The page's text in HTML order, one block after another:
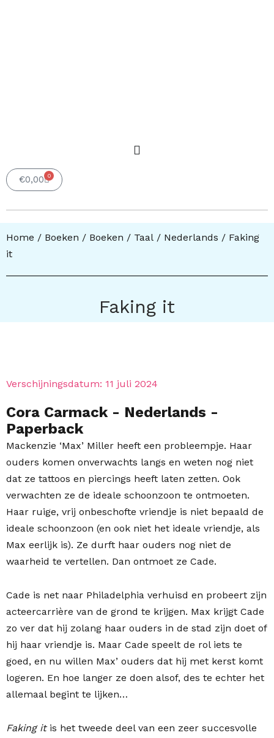
€0,00 0
Winkelwagen
Home / Boeken / Boeken / Taal / Nederlands / Faking
it
Faking it
Verschijningsdatum: 11 juli 2024
Cora Carmack - Nederlands -
Paperback
Mackenzie ‘Max’ Miller heeft een probleempje. Haar
ouders komen onverwachts langs en weten nog niet
dat ze tattoos en piercings heeft laten zetten. Ook
verwachten ze de ideale schoonzoon te ontmoeten.
Haar ruige, vrij onbeschofte vriendje is niet bepaald de
ideale schoonzoon (en ook niet het ideale vriendje, als
Max eerlijk is). Ze durft haar ouders nog niet de
waarheid te vertellen. Dan ontmoet ze Cade.
Cade is net naar Philadelphia verhuisd en probeert zijn
acteercarrière van de grond te krijgen. Max krijgt Cade
zo ver dat hij zolang haar ouders in de stad zijn doet of
hij haar vriendje is. Maar Cade speelt de rol iets te
goed, en nu willen Max’ ouders dat hij met kerst komt
logeren. En hoe langer ze doen alsof, des te echter het
allemaal begint te lijken…
Faking it is het tweede deel van een zeer succesvolle